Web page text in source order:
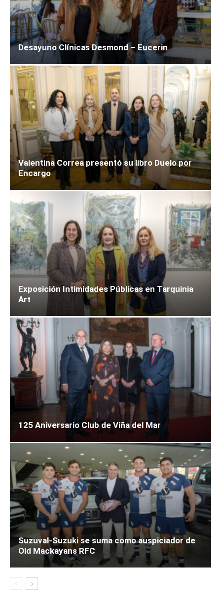
Desayuno Clínicas Desmond – Eucerin
Valentina Correa presentó su libro Duelo por
Encargo
Exposición Intimidades Públicas en Tarquinia
Art
125 Aniversario Club de Viña del Mar
Suzuval-Suzuki se suma como auspiciador de
Old Mackayans RFC